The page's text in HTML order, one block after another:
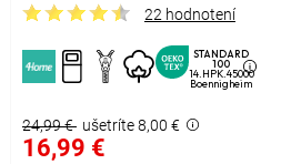
22 hodnotení
STANDARD
100
14.HPK.45000
Boennigheim
24,99 € ušetríte 8,00 €
16,99 €